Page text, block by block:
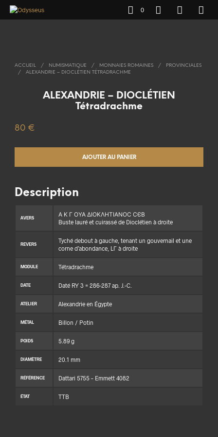
0
ACCUEIL / NUMISMATIQUE / MONNAIES ROMAINES /
PROVINCIALES
/
ALEXANDRIE – DIOCLÉTIEN TÉTRADRACHME
ALEXANDRIE – DIOCLÉTIEN
Tétradrachme
80 €
AJOUTER AU PANIER
Description
AVERS
Α Κ Γ ΟΥΑ ΔΙΟΚΛΗΤΙΑΝΟϹ ϹЄΒ
Buste lauré et cuirassé de Dioclétien à droite
REVERS
Tyché debout à gauche, tenant un gouvernail et une
corne d’abondance, LΓ à droite
MODULE Tétradrachme
DATE Daté RY 3 = 286-287 ap. J.-C.
ATELIER Alexandrie en Égypte
MÉTAL Billon / Potin
POIDS 5.89 g
DIAMÈTRE 20.1 mm
RÉFÉRENCE Dattari 5755 – Emmett 4082
ÉTAT TTB